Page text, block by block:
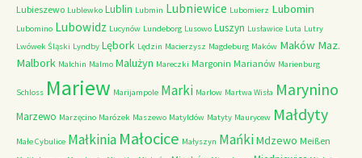
Lubieszewo Lublewko Lublin Lubmin Lubniewice Lubomierz Lubomin
Lubomino Lubowidz Lucynów Lundeborg Lusowo Luszyn Lusławice Luta Lutry
Lwówek Śląski Lyndby Lębork Lędzin Macierzysz Magdeburg Maków Maków Maz.
Malbork Malchin Malmo Malużyn Mareczki Margonin Marianów Marienburg
Schloss Mariew Marijampole Marki Marlow Martwa Wisła Marynino
Marzewo Marzęcino Marózek Maszewo Matyldów Matyty Maurycew Małdyty
Małe Cybulice Małkinia Małocice Małyszyn MańkiMdzewo Meißen